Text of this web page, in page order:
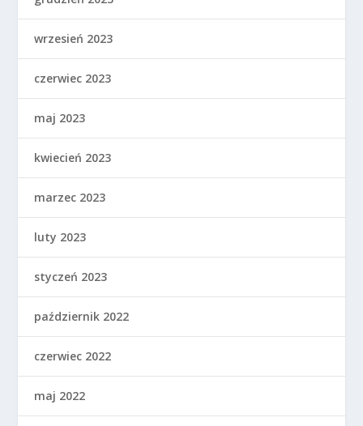
wrzesień 2023
czerwiec 2023
maj 2023
kwiecień 2023
marzec 2023
luty 2023
styczeń 2023
październik 2022
czerwiec 2022
maj 2022